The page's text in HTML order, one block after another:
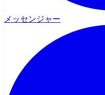
メッセンジャー